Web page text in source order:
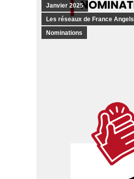
Janvier 2025
Les réseaux de France Angels
Nominations